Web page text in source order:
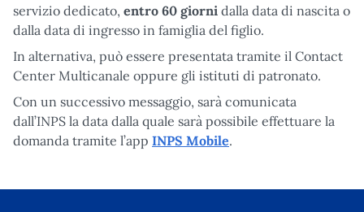
servizio dedicato, entro 60 giorni dalla data di nascita o
dalla data di ingresso in famiglia del figlio.
In alternativa, può essere presentata tramite il Contact
Center Multicanale oppure gli istituti di patronato.
Con un successivo messaggio, sarà comunicata
dall’INPS la data dalla quale sarà possibile effettuare la
domanda tramite l’app INPS Mobile.